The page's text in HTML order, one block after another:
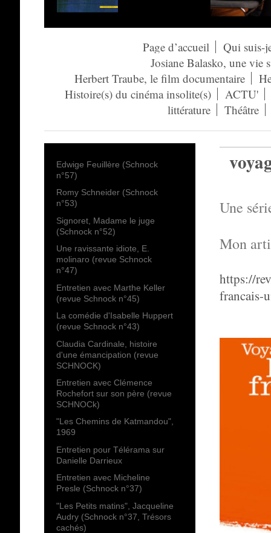
Page d’accueil
Qui suis-
Josiane Balasko, une vie
Herbert Traube, le film documentaire
Histoire(s) du cinéma insolite(s)
ACTU'
littérature
Théâtre
Une
Mon
https://
francais-
Edwige Feuillère (Schnock
n°57)
Romy Schneider (Schnock
n°53)
Signoret, Madame le juge
(Schnock n°52)
Une ravissante idiote, E.
molinaro (revue Schnock
n°47)
Entretien avec Marthe Keller
(revue Schnock n°45)
La comédie d'Isabelle Huppert
(revue Schnock n°43)
Claudia Cardinale, histoire
d'une émancipation (revue
SCHNOCK)
Entretien avec Clémence
Rochefort sur son père (revue
SCHNOCk)
"Les Chemins de Katmandou",
1969
Entretien pour Télérama sur
Danielle Darrieux
Entretien avec Micheline
Presle (Schnock n°37)
"Les Petits matins", Jacqueline
Audry (Schnock n°37, Trésors
cachés)